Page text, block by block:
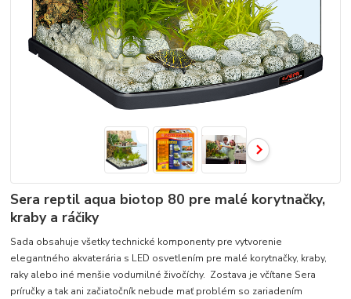
Sera reptil aqua biotop 80 pre malé korytnačky,
kraby a ráčiky
Sada obsahuje všetky technické komponenty pre vytvorenie
elegantného akvaterária s LED osvetlením pre malé korytnačky, kraby,
raky alebo iné menšie vodumilné živočíchy. Zostava je včítane Sera
príručky a tak ani začiatočník nebude mať problém so zariadením